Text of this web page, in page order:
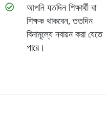
আপনি যতদিন শিক্ষার্থী বা
শিক্ষক থাকবেন, ততদিন
বিনামূল্যে নবায়ন করা যেতে
পারে।